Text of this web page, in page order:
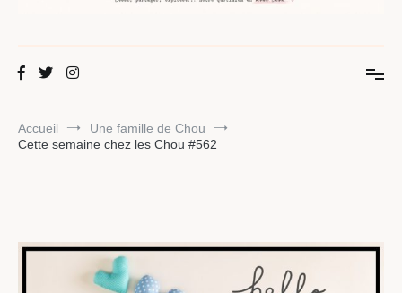
Maman Chou
Accueil
Une famille de Chou
Cette semaine chez les Chou #562